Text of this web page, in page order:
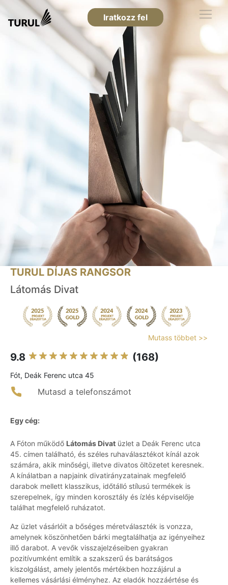
Iratkozz fel
TURUL DÍJAS RANGSOR
Látomás Divat
Mutass többet >>
9.8 (168)
Fót, Deák Ferenc utca 45
Mutasd a telefonszámot
Egy cég:
A Fóton működő Látomás Divat üzlet a Deák Ferenc utca
45. címen található, és széles ruhaválasztékot kínál azok
számára, akik minőségi, illetve divatos öltözetet keresnek.
A kínálatban a napjaink divatirányzatainak megfelelő
darabok mellett klasszikus, időtálló stílusú termékek is
szerepelnek, így minden korosztály és ízlés képviselője
találhat megfelelő ruházatot.
Az üzlet vásárlóit a bőséges méretválaszték is vonzza,
amelynek köszönhetően bárki megtalálhatja az igényeihez
illő darabot. A vevők visszajelzéseiben gyakran
pozitívumként említik a szakszerű és barátságos
kiszolgálást, amely jelentős mértékben hozzájárul a
kellemes vásárlási élményhez. Az eladók hozzáértése és